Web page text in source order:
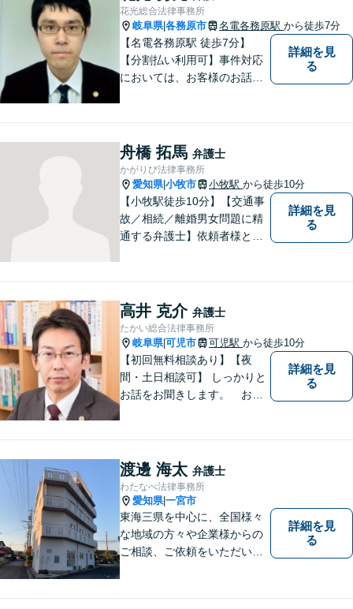
花光総合法律事務所
岐阜県|各務原市 名電各務原駅 から徒歩7分
【名電各務原駅 徒歩7分】
【分割払い利用可】事件対応
においては、お客様のお話を
ることを心がけています。
詳細を見
る
舟橋 拓馬 弁護士
かがりび法律事務所
愛知県|小牧市 小牧駅 から徒歩10分
【小牧駅徒歩10分】【交通事
故／相続／離婚男女問題に精
通する弁護士】依頼者様との
分かりやすい説明を心がけま
す。お気軽にご相談くださ
い！
詳細を見
る
高井 克介 弁護士
たかい総合法律事務所
岐阜県|可児市 可児駅 から徒歩10分
【初回無料相談あり】【夜
間・土日相談可】 しっかりと
お話をお聞きします。 お気
詳細を見
る
渡邊 海太 弁護士
わたなべ法律事務所
愛知県|一宮市
東海三県を中心に、全国様々
な地域の方々や企業様からの
ご相談、ご依頼をいただいて
おります。
詳細を見
る